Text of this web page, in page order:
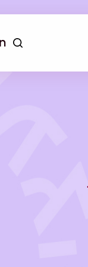
לא רק
של הרשת.
ההכשרה לאנשי
לצוותי ההוראה.